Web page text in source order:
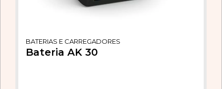
BATERIAS E CARREGADORES
Bateria AK 30